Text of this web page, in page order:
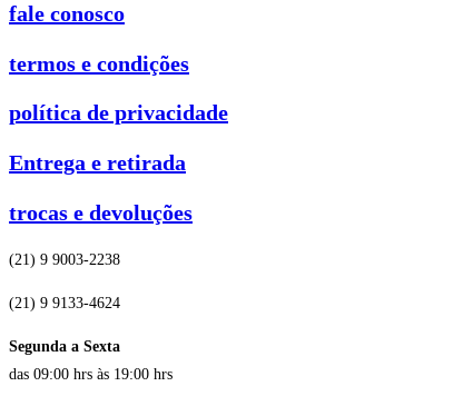
fale conosco
termos e condições
política de privacidade
Entrega e retirada
trocas e devoluções
(21) 9 9003-2238
(21) 9 9133-4624
Segunda a Sexta
das 09:00 hrs às 19:00 hrs